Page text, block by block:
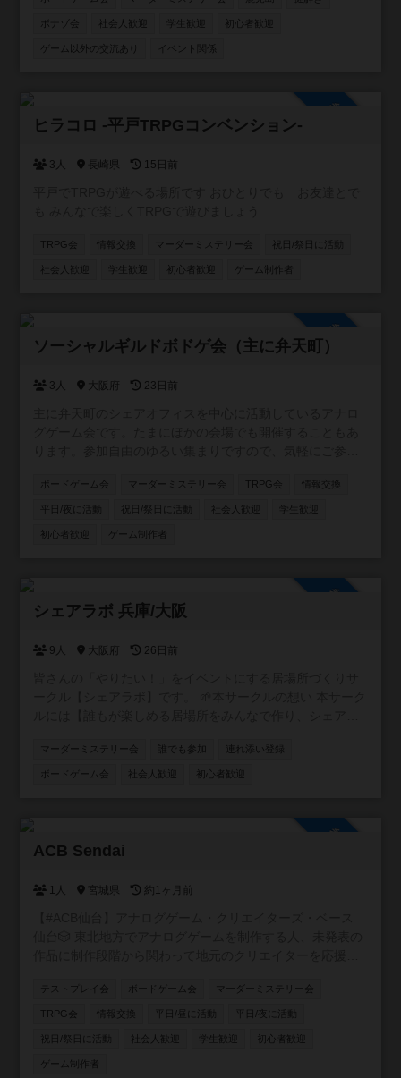
ボナゾ会 社会人歓迎 学生歓迎 初心者歓迎
ゲーム以外の交流あり イベント関係
ヒラコロ -平戸TRPGコンベンション-
3人 長崎県 15日前
TRPG会 情報交換 マーダーミステリー会 祝日/祭日に活動
社会人歓迎 学生歓迎 初心者歓迎 ゲーム制作者
参加自由
ソーシャルギルドボドゲ会（主に弁天町）
3人 大阪府 23日前
いればTRPGやマダミスも開催しています。一緒に企画し
てくれる仲間も募集中です。
ボードゲーム会 マーダーミステリー会 TRPG会 情報交換
平日/夜に活動 祝日/祭日に活動 社会人歓迎 学生歓迎
初心者歓迎 ゲーム制作者
シェアラボ 兵庫/大阪
9人 大阪府 26日前
みなさんが楽しい雰囲気づくりをしてくれるおかげで、毎
回和気あいあいとしたイベントになってます！ 20代、30
マーダーミステリー会 誰でも参加 連れ添い登録
ボードゲーム会 社会人歓迎 初心者歓迎
ACB Sendai
1人 宮城県 約1ヶ月前
グゲーム制作コミュニティ!!
テストプレイ会 ボードゲーム会 マーダーミステリー会
TRPG会 情報交換 平日/昼に活動 平日/夜に活動
祝日/祭日に活動 社会人歓迎 学生歓迎 初心者歓迎
ゲーム制作者